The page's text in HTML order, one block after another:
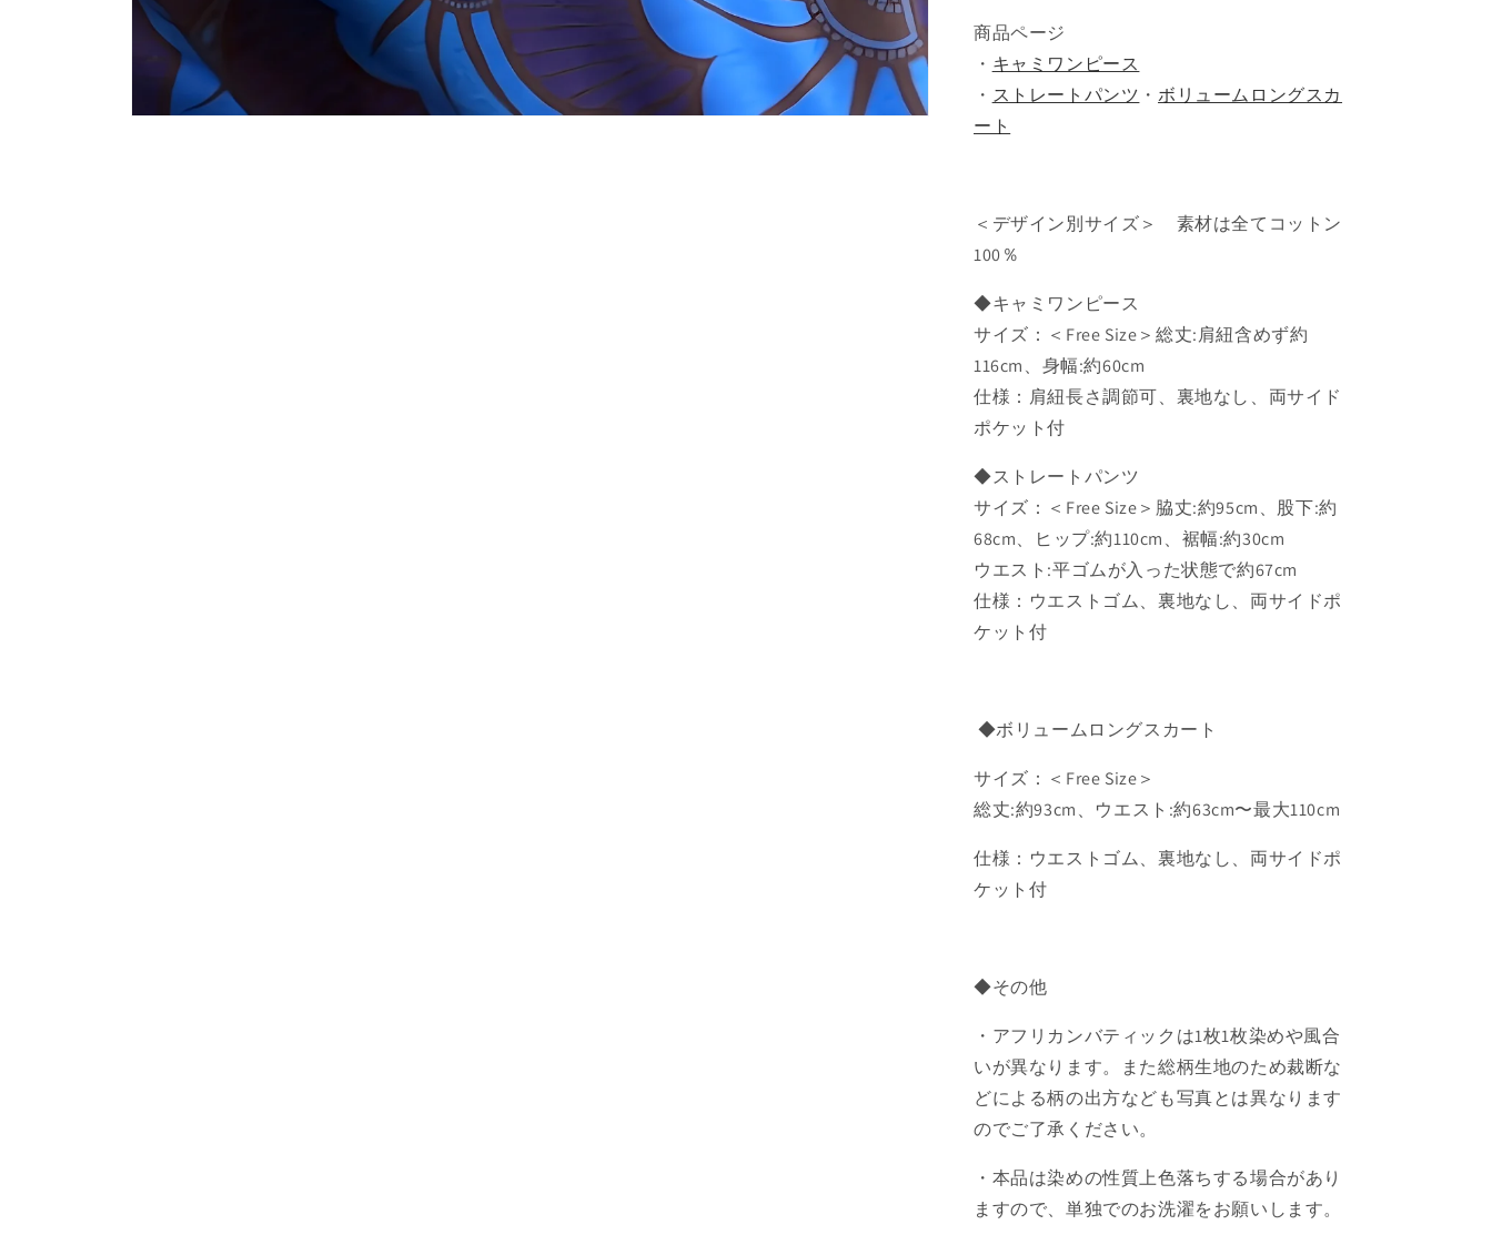
ら
す
す
商品ページ
・ キャミワンピース
・ ストレートパンツ ・ボリュームロングスカ
ート
＜デザイン別サイズ＞ 素材は全てコットン
100％
◆キャミワンピース
サイズ：＜Free Size＞総丈:肩紐含めず約
116cm、身幅:約60cm
仕様：肩紐長さ調節可、裏地なし、両サイド
ポケット付
◆ストレートパンツ
サイズ：＜Free Size＞脇丈:約95cm、股下:約
68cm、ヒップ:約110cm、裾幅:約30cm
ウエスト:平ゴムが入った状態で約67cm
仕様：ウエストゴム、裏地なし、両サイドポ
ケット付
◆ボリュームロングスカート
サイズ：＜Free Size＞
総丈:約93cm、ウエスト:約63cm〜最大110cm
仕様：ウエストゴム、裏地なし、両サイドポ
ケット付
◆その他
・ アフリカンバティックは1枚1枚染めや風合
いが異なります。また総柄生地のため裁断な
どによる柄の出方なども写真とは異なります
のでご了承ください。
・本品は染めの性質上色落ちする場合があり
ますので、単独でのお洗濯をお願いします。